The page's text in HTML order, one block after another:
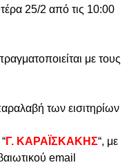
25/2 από τις 10:00
με τους
των εισιτηρίων
Γ. ΚΑΡΑΪΣΚΑΚΗΣ“, με
email